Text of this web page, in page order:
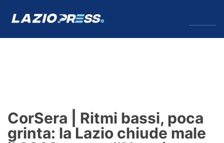
Formello
CorSera | Ritmi bassi, poca
grinta: la Lazio chiude male